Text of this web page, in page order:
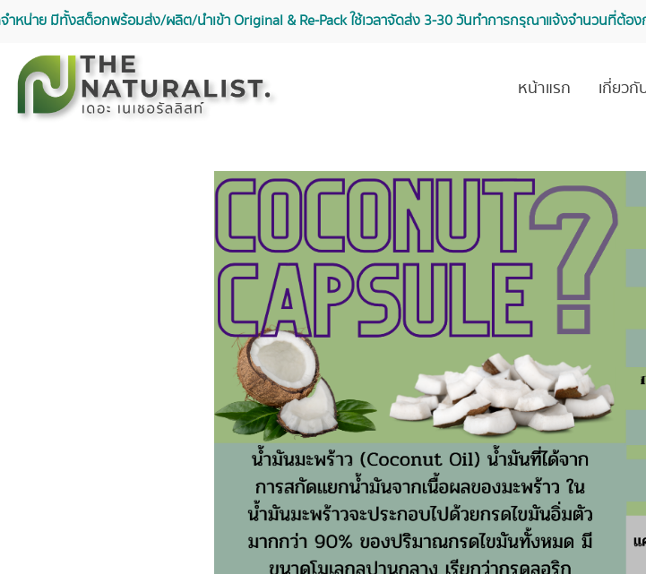
น่าย มีทั้งสต็อกพร้อมส่ง/ผลิต/นำเข้า Original & Re-Pack ใช้เวลาจัดส่ง 3-30 วันทำการ กรุณาแจ้งจำนวนที่ต้อง
หน้าแรก เกี่ยวกั